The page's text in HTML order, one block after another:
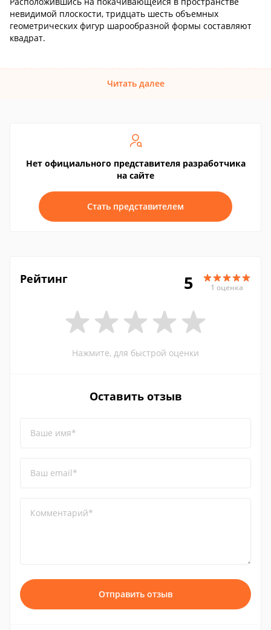
невидимой плоскости, тридцать шесть объемных
геометрических фигур шарообразной формы составляют
квадрат.
Читать далее
Нет официального представителя разработчика
на сайте
Стать представителем
Рейтинг 5 1 оценка
Нажмите, для быстрой оценки
Оставить отзыв
Ваше имя*
Ваш email*
Комментарий*
Отправить отзыв